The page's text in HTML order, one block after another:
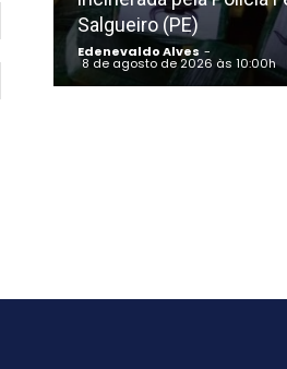
Salgueiro (PE)
Edenevaldo Alves -
8 de agosto de 2026 às 10:00h